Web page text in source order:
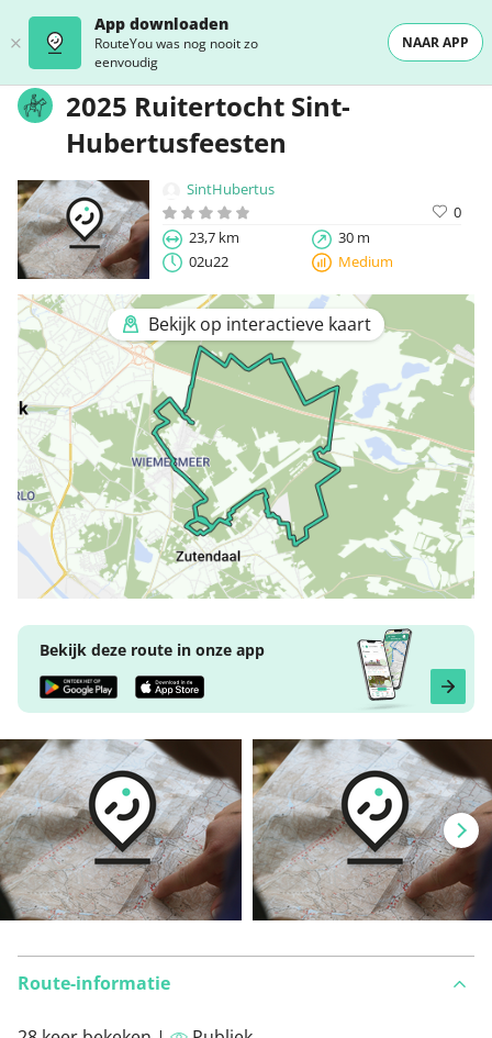
App downloaden
RouteYou was nog nooit zo
eenvoudig
NAAR APP
2025 Ruitertocht Sint-
Hubertusfeesten
SintHubertus
0
23,7 km
30 m
02u22
Medium
Bekijk op interactieve kaart
Bekijk deze route in onze app
Route-informatie